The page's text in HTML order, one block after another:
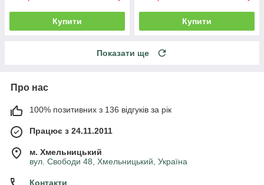
Купити Купити
Показати ще
Про нас
100% позитивних з 136 відгуків за рік
Працює з 24.11.2011
м. Хмельницький
вул. Свободи 48, Хмельницький, Україна
Контакти